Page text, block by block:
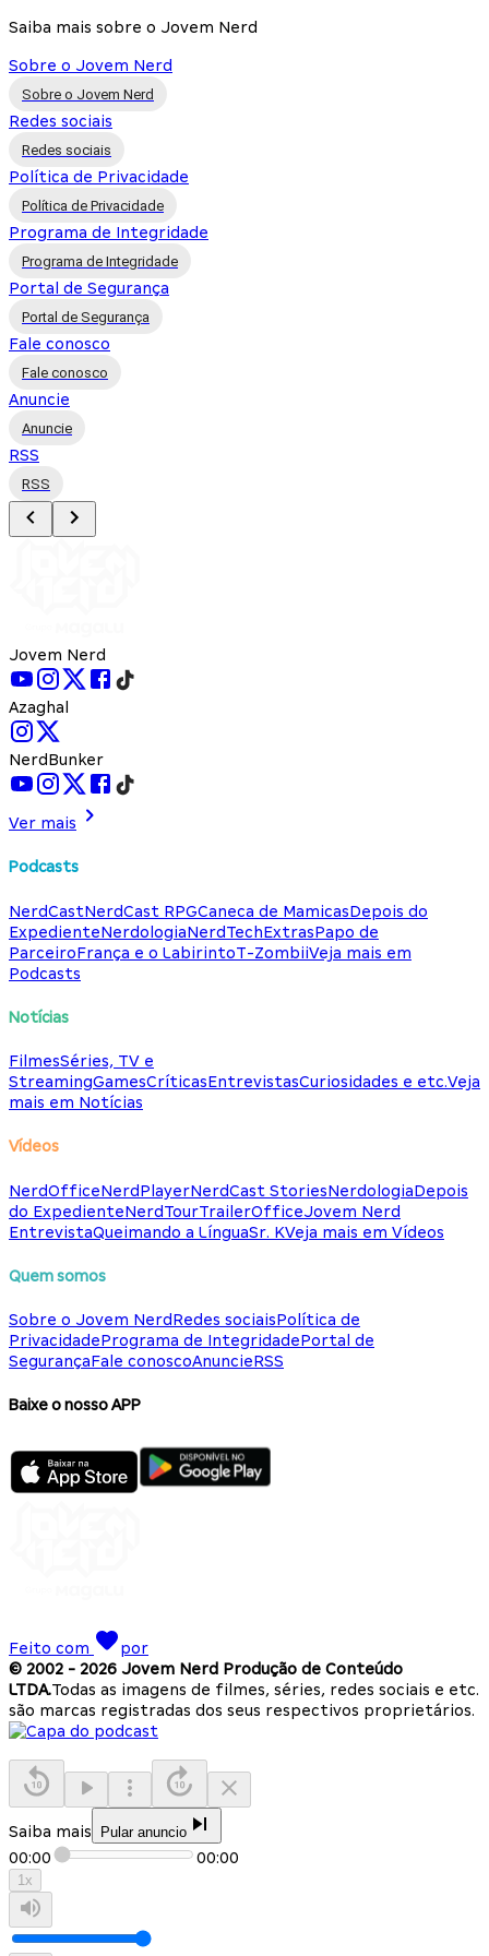
Saiba mais sobre o Jovem Nerd
Sobre o Jovem Nerd
Sobre o Jovem Nerd
Redes sociais
Redes sociais
Política de Privacidade
Política de Privacidade
Programa de Integridade
Programa de Integridade
Portal de Segurança
Portal de Segurança
Fale conosco
Fale conosco
Anuncie
Anuncie
RSS
RSS
Jovem Nerd
Azaghal
NerdBunker
Ver mais
Podcasts
NerdCastNerdCast RPGCaneca de MamicasDepois do
ExpedienteNerdologiaNerdTechExtrasPapo de
ParceiroFrança e o LabirintoT-ZombiiVeja mais em
Podcasts
Notícias
FilmesSéries, TV e
StreamingGamesCríticasEntrevistasCuriosidades e etc.Veja
mais em Notícias
Vídeos
NerdOfficeNerdPlayerNerdCast StoriesNerdologiaDepois
do ExpedienteNerdTourTrailerOfficeJovem Nerd
EntrevistaQueimando a LínguaSr. KVeja mais em Vídeos
Quem somos
Sobre o Jovem NerdRedes sociaisPolítica de
PrivacidadePrograma de IntegridadePortal de
SegurançaFale conoscoAnuncieRSS
Baixe o nosso APP
Feito com
por
© 2002 - 2026 Jovem Nerd Produção de Conteúdo
LTDA.Todas as imagens de filmes, séries, redes sociais e etc.
são marcas registradas dos seus respectivos proprietários.
Saiba mais Pular anuncio
00:00 00:00
1x